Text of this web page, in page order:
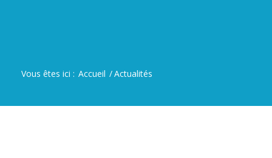
Vous êtes ici : Accueil /Actualités